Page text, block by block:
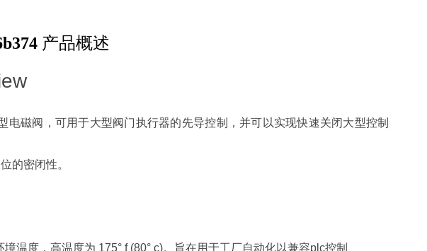
产品概述
电磁阀，可用于大型阀门执行器的先导控制，并可以实现快速关闭大型控制
的密闭性。
温度，高温度为 175° f (80° c)。旨在用于工厂自动化以兼容plc控制